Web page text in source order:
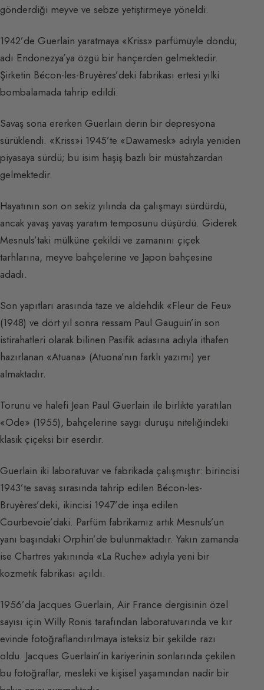
gönderdiği meyve ve sebze yetiştirmeye yöneldi.
1942’de Guerlain yaratmaya «Kriss» parfümüyle döndü;
adı Endonezya’ya özgü bir hançerden gelmektedir.
Şirketin Bécon-les-Bruyères’deki fabrikası ertesi yılki
bombalamada tahrip edildi.
Savaş sona ererken Guerlain derin bir depresyona
sürüklendi. «Kriss»i 1945’te «Dawamesk» adıyla yeniden
piyasaya sürdü; bu isim haşiş bazlı bir müstahzardan
gelmektedir.
Hayatının son on sekiz yılında da çalışmayı sürdürdü;
ancak yavaş yavaş yaratım temposunu düşürdü. Giderek
Mesnuls’taki mülküne çekildi ve zamanını çiçek
tarhlarına, meyve bahçelerine ve Japon bahçesine
adadı.
Son yapıtları arasında taze ve aldehdik «Fleur de Feu»
(1948) ve dört yıl sonra ressam Paul Gauguin’in son
istirahatleri olarak bilinen Pasifik adasına adıyla ithafen
hazırlanan «Atuana» (Atuona’nın farklı yazımı) yer
almaktadır.
Torunu ve halefi Jean Paul Guerlain ile birlikte yaratılan
«Ode» (1955), bahçelerine saygı duruşu niteliğindeki
klasik çiçeksi bir eserdir.
Guerlain iki laboratuvar ve fabrikada çalışmıştır: birincisi
1943’te savaş sırasında tahrip edilen Bécon-les-
Bruyères’deki, ikincisi 1947’de inşa edilen
Courbevoie’daki. Parfüm fabrikamız artık Mesnuls’un
yanı başındaki Orphin’de bulunmaktadır. Yakın zamanda
ise Chartres yakınında «La Ruche» adıyla yeni bir
kozmetik fabrikası açıldı.
1956’da Jacques Guerlain, Air France dergisinin özel
sayısı için Willy Ronis tarafından laboratuvarında ve kır
evinde fotoğraflandırılmaya isteksiz bir şekilde razı
oldu. Jacques Guerlain’in kariyerinin sonlarında çekilen
bu fotoğraflar, mesleki ve kişisel yaşamından nadir bir